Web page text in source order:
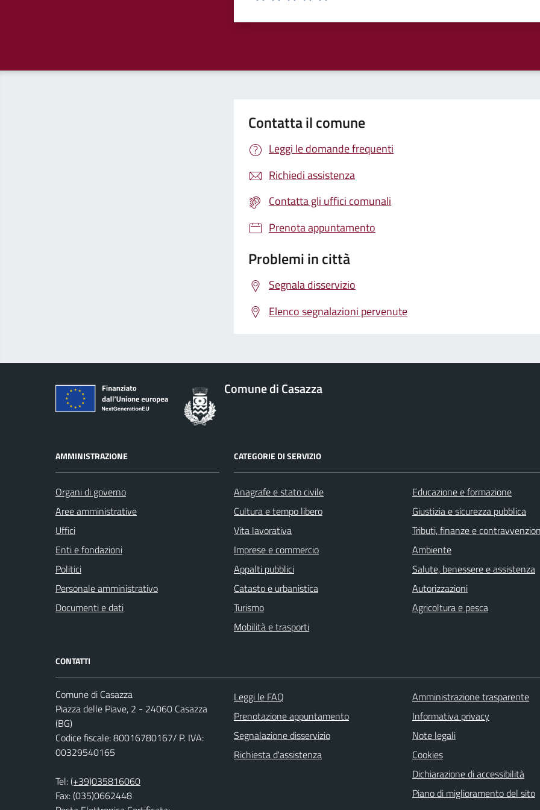
Contatta il comune
Leggi le domande frequenti
Richiedi assistenza
Contatta gli uffici comunali
Prenota appuntamento
Problemi in città
Segnala disservizio
Elenco segnalazioni pervenute
Comune di Casazza
AMMINISTRAZIONE
Organi di governo
Aree amministrative
Uffici
Enti e fondazioni
Politici
Personale amministrativo
Documenti e dati
CATEGORIE DI SERVIZIO
Anagrafe e stato civile
Cultura e tempo libero
Vita lavorativa
Imprese e commercio
Appalti pubblici
Catasto e urbanistica
Turismo
Mobilità e trasporti
Educazione e formazione
Giustizia e sicurezza pubblica
Tributi, finanze e
Ambiente
Salute, benessere e assistenza
Autorizzazioni
Agricoltura e pesca
CONTATTI
Comune di Casazza
Piazza delle Piave, 2 - 24060 Casazza
(BG)
Codice fiscale: 80016780167/ P. IVA:
00329540165
Tel:(+39)035816060
Fax: (035)0662448
Leggi le FAQ
Prenotazione appuntamento
Segnalazione disservizio
Richiesta d'assistenza
Amministrazione trasparente
Informativa privacy
Note legali
Cookies
Dichiarazione di accessibilità
Piano di miglioramento del sito